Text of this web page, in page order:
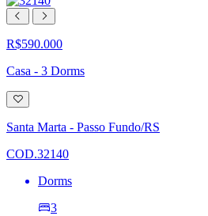
R$590.000
Casa - 3 Dorms
Adicionar
à
lista
de
Santa Marta - Passo Fundo/RS
COD.32140
Dorms
3